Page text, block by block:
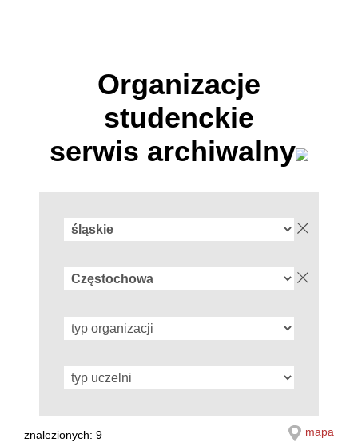
Organizacje
studenckie
serwis archiwalny
znalezionych: 9 mapa